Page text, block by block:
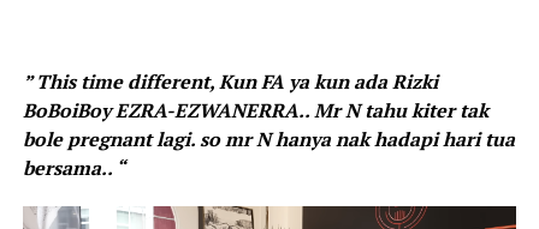
” This time different, Kun FA ya kun ada Rizki
BoBoiBoy EZRA-EZWANERRA.. Mr N tahu kiter tak
bole pregnant lagi. so mr N hanya nak hadapi hari tua
bersama.. “